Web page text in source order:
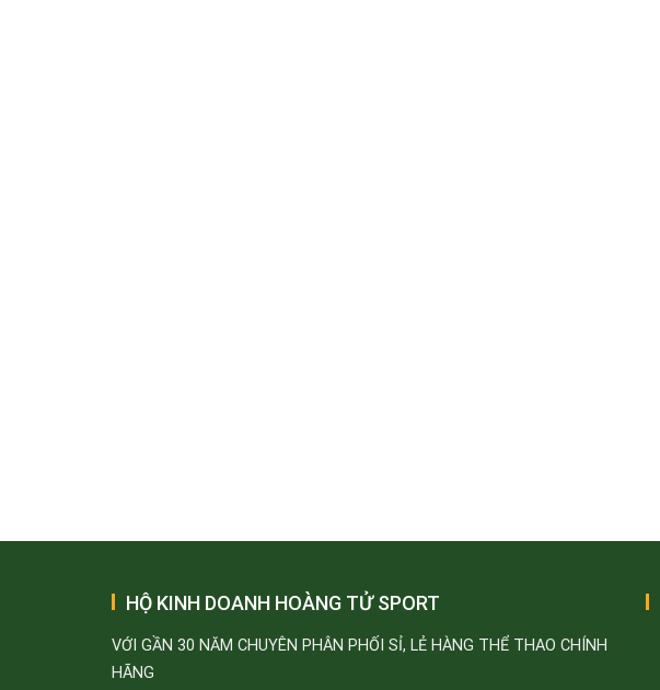
HỘ KINH DOANH HOÀNG TỬ SPORT
VỚI GẦN 30 NĂM CHUYÊN PHÂN PHỐI SỈ, LẺ HÀNG THỂ THAO CHÍNH
HÃNG